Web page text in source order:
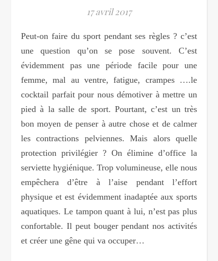
17 avril 2017
Peut-on faire du sport pendant ses règles ? c’est
une question qu’on se pose souvent. C’est
évidemment pas une période facile pour une
femme, mal au ventre, fatigue, crampes ….le
cocktail parfait pour nous démotiver à mettre un
pied à la salle de sport. Pourtant, c’est un très
bon moyen de penser à autre chose et de calmer
les contractions pelviennes. Mais alors quelle
protection privilégier ? On élimine d’office la
serviette hygiénique. Trop volumineuse, elle nous
empêchera d’être à l’aise pendant l’effort
physique et est évidemment inadaptée aux sports
aquatiques. Le tampon quant à lui, n’est pas plus
confortable. Il peut bouger pendant nos activités
et créer une gêne qui va occuper…